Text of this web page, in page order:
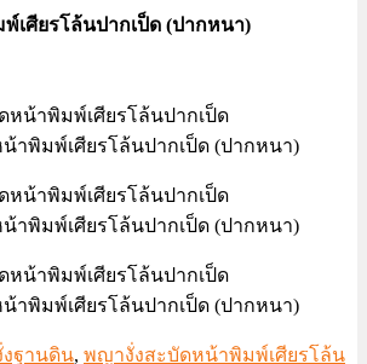
เศียรโล้นปากเป็ด (ปากหนา)
าพิมพ์เศียรโล้นปากเป็ด (ปากหนา)
าพิมพ์เศียรโล้นปากเป็ด (ปากหนา)
าพิมพ์เศียรโล้นปากเป็ด (ปากหนา)
งฐานดิน, พญางั่งสะบัดหน้าพิมพ์เศียรโล้น